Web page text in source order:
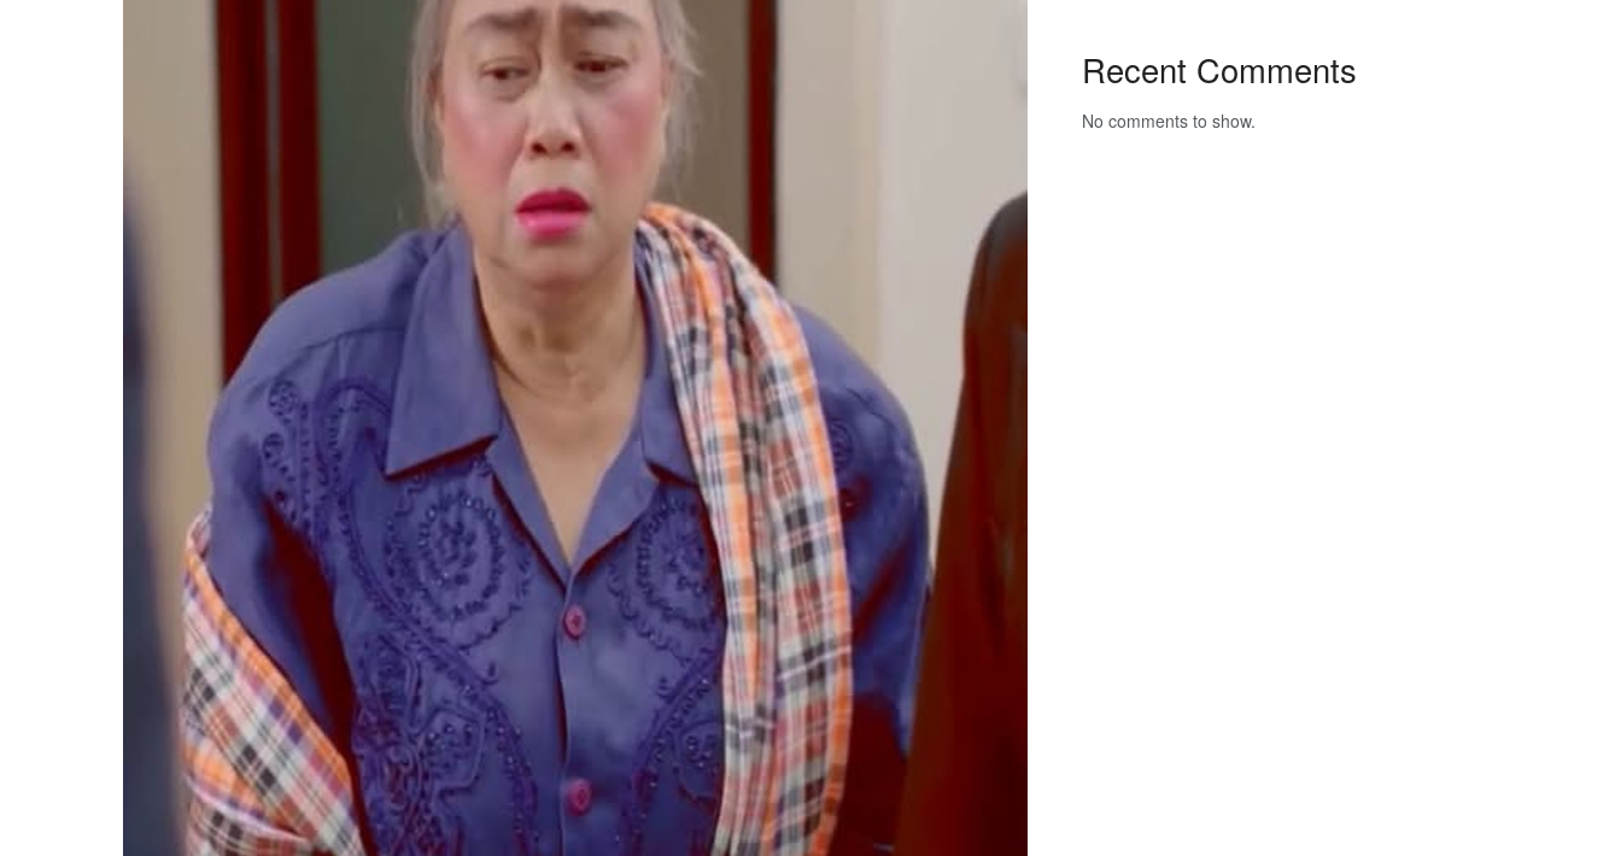
Recent Comments
No comments to show.